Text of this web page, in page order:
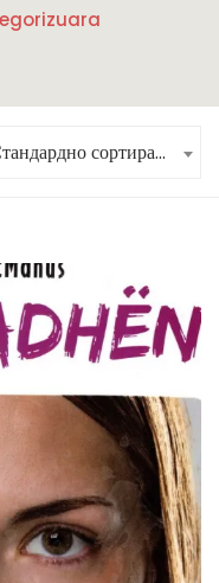
Стандардно сортирање